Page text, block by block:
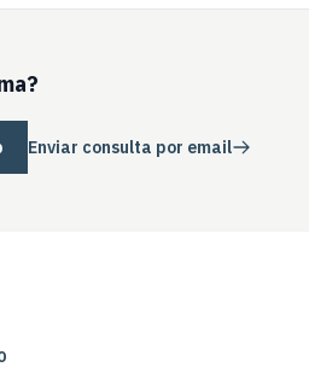
Enviar consulta por email